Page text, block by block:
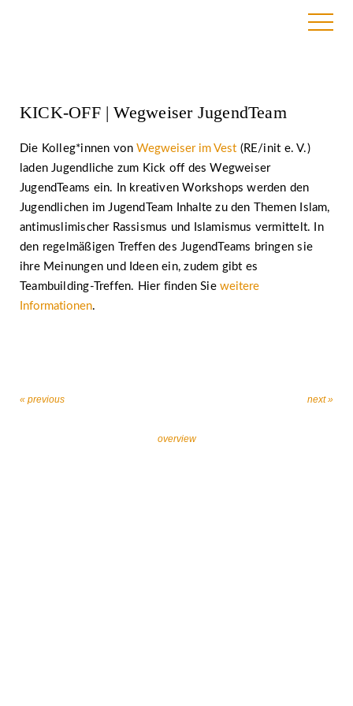
KICK-OFF | Wegweiser JugendTeam
Die Kolleg*innen vonWegweiser im Vest (RE/init e. V.)
laden Jugendliche zum Kick off des Wegweiser
JugendTeams ein. In kreativen Workshops werden den
Jugendlichen im JugendTeam Inhalte zu den Themen Islam,
antimuslimischer Rassismus und Islamismus vermittelt. In
den regelmäßigen Treffen des JugendTeams bringen sie
ihre Meinungen und Ideen ein, zudem gibt es
Teambuilding-Treffen. Hier finden Sie weitere
Informationen.
« previous
overview
next »